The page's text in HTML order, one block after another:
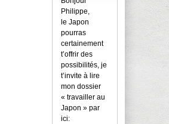
Philippe,
le Japon
pourras
certainement
t’offrir des
possibilités, je
t’invite à lire
mon dossier
« travailler au
Japon » par
ici: